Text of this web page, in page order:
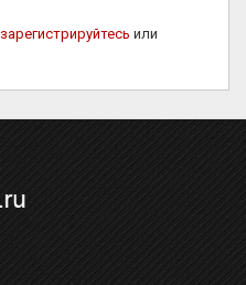
зарегистрируйтесь или